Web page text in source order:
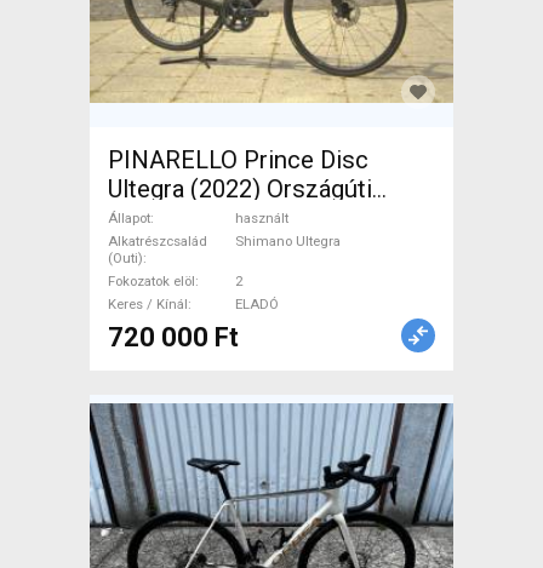
PINARELLO Prince Disc
Ultegra (2022) Országúti
Shimano Ultegra tárcsafék
használt ELADÓ
Állapot
használt
Alkatrészcsalád
(Outi)
Shimano Ultegra
Fokozatok elöl
2
Keres / Kínál
ELADÓ
720 000 Ft